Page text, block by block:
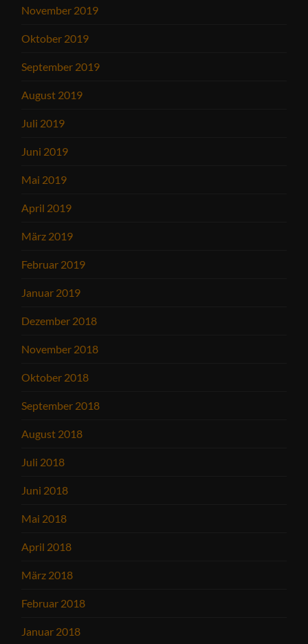
November 2019
Oktober 2019
September 2019
August 2019
Juli 2019
Juni 2019
Mai 2019
April 2019
März 2019
Februar 2019
Januar 2019
Dezember 2018
November 2018
Oktober 2018
September 2018
August 2018
Juli 2018
Juni 2018
Mai 2018
April 2018
März 2018
Februar 2018
Januar 2018